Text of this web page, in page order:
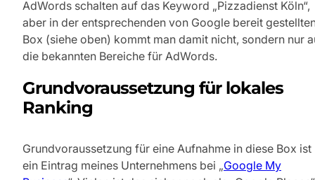
AdWords schalten auf das Keyword „Pizzadienst Köln“,
aber in der entsprechenden von Google bereit
Box (siehe oben) kommt man damit nicht, sondern nur
die bekannten Bereiche für AdWords.
Grundvoraussetzung für lokales
Ranking
Grundvoraussetzung für eine Aufnahme in diese Box ist
ein Eintrag meines Unternehmens bei „Google My